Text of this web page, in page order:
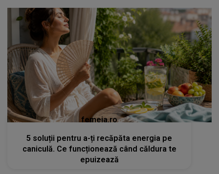
femeia.ro
5 soluții pentru a-ți recăpăta energia pe
caniculă. Ce funcționează când căldura te
epuizează